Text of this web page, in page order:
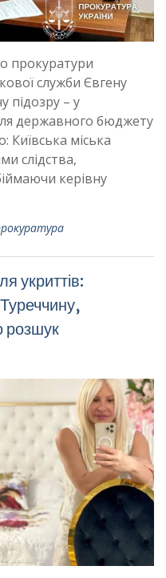
прокуратури
служби Євгену
підозру – у
державного бюджету
Київська міська
слідства,
керівну
укриттів:
розшук